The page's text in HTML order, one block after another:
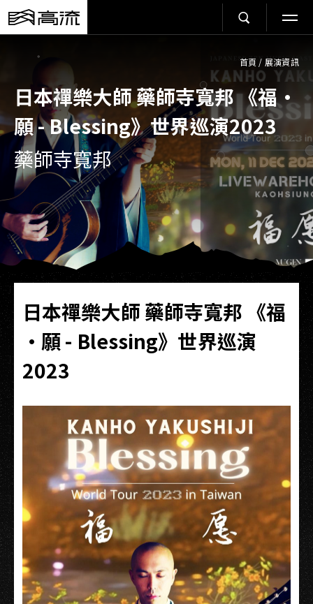
首頁 / 展演資訊
日本禪樂大師 藥師寺寬邦 《福·
願 - Blessing》世界巡演2023
藥師寺寬邦
日本禪樂大師 藥師寺寬邦 《福
·願 - Blessing》世界巡演
2023